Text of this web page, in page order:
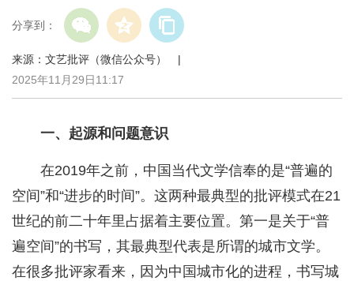
分享到：
来源：文艺批评（微信公众号） |
2025年11月29日11:17
一、起源和问题意识
在2019年之前，中国当代文学信奉的是“普遍的
空间”和“进步的时间”。这两种最典型的批评模式在21
世纪的前二十年里占据着主要位置。第一是关于“普
遍空间”的书写，其最典型代表是所谓的城市文学。
在很多批评家看来，因为中国城市化的进程，书写城